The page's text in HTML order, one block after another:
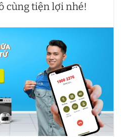
cùng tiện lợi nhé!